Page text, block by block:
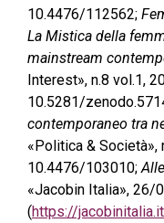
10.4476/112562;
La Mistica della
mainstream
Interest», n.8 vol.1,
10.5281/
contemporaneo tra
«Politica & Società»,
10.4476/103010;
«Jacobin Italia», 26/
(https://